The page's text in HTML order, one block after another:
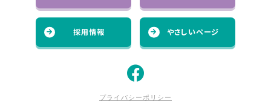
採用情報 やさしいページ
プライバシーポリシー